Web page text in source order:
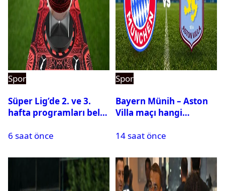
Spor
Süper Lig’de 2. ve 3.
hafta programları belli
6 saat önce
Spor
Bayern Münih – Aston
Villa maçı hangi
saat kaçta oynanacak?
14 saat önce